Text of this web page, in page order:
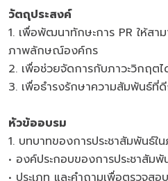
วัตถุประสงค์
1. เพื่อพัฒนาทักษะการ PR ให้สา
ภาพลักษณ์องค์กร
2. เพื่อช่วยจัดการกับภาวะวิกฤต
3. เพื่อธำรงรักษาความสัมพันธ์ที่
หัวข้ออบรม
1. บทบาทของการประชาสัมพันธ์ใ
• องค์ประกอบของการประชาสัม
• ประเภท และคำถามเพื่อตรวจส